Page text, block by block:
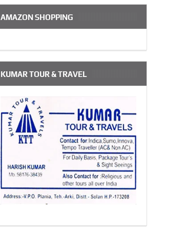
AMAZON SHOPPING
KUMAR TOUR & TRAVEL